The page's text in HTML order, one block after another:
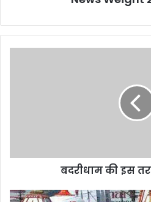
बदरीधाम की इस
हरिद्वार